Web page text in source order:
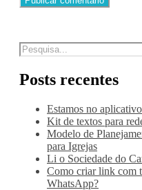
Posts recentes
Estamos no
Kit de textos para
Modelo de
para Igrejas
Li o Sociedade do
Como criar link com
WhatsApp?